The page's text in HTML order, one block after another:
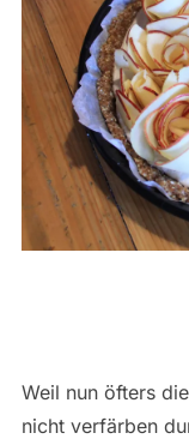
Weil nun öfters
nicht verfärben